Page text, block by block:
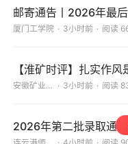
邮寄通告丨2026年最
厦门工学院 3小时前 阅读
【淮矿时评】扎实作
安徽矿业职业技术学院 3小时前 阅读
2026年第二批录取通